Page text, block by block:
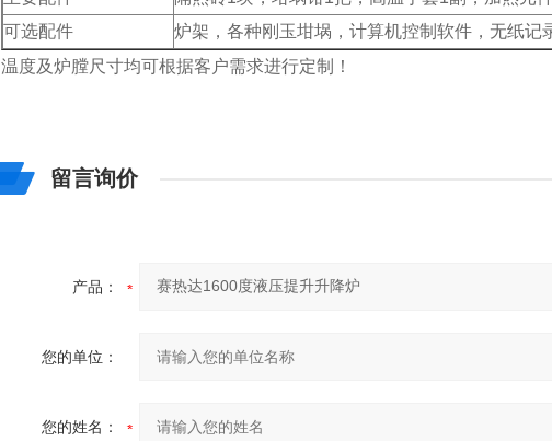
可选配件
炉架，各种刚玉坩埚，计算机控制软件，无纸记
温度及炉膛尺寸均可根据客户需求进行定制！
留言询价
产品：
您的单位：
您的姓名：